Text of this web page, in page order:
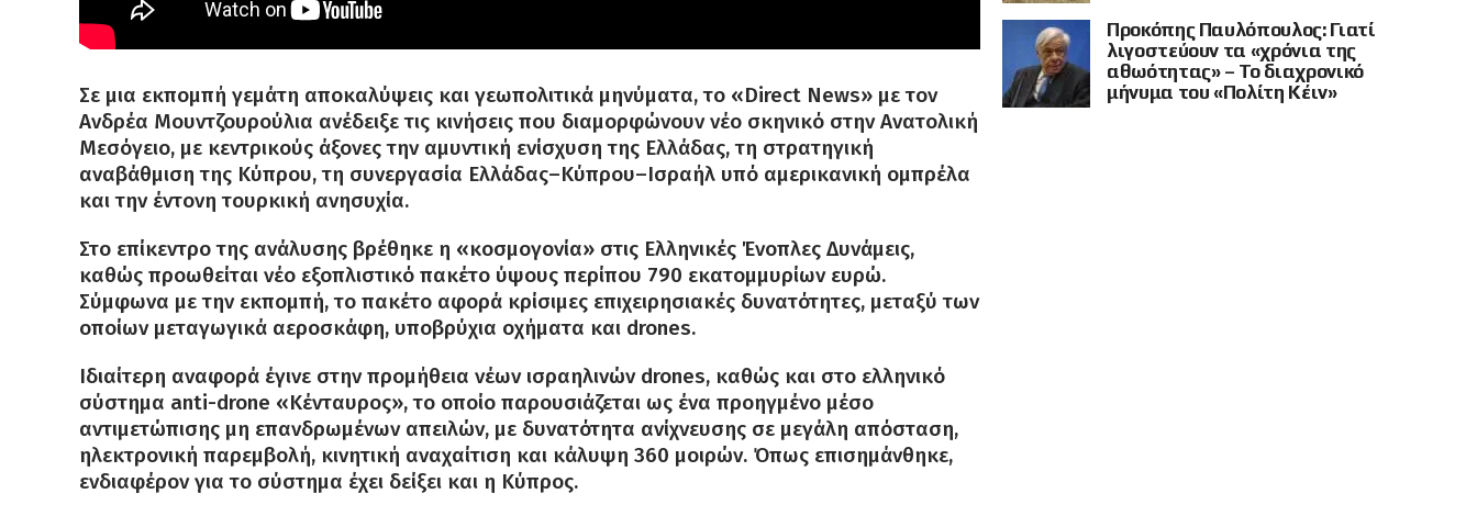
Σε μια εκπομπή γεμάτη αποκαλύψεις και γεωπολιτικά μηνύματα, το «Direct News» με τον
Ανδρέα Μουντζουρούλια ανέδειξε τις κινήσεις που διαμορφώνουν νέο σκηνικό στην Ανατολική
Μεσόγειο, με κεντρικούς άξονες την αμυντική ενίσχυση της Ελλάδας, τη στρατηγική
αναβάθμιση της Κύπρου, τη συνεργασία Ελλάδας–Κύπρου–Ισραήλ υπό αμερικανική ομπρέλα
και την έντονη τουρκική ανησυχία.
Στο επίκεντρο της ανάλυσης βρέθηκε η «κοσμογονία» στις Ελληνικές Ένοπλες Δυνάμεις,
καθώς προωθείται νέο εξοπλιστικό πακέτο ύψους περίπου 790 εκατομμυρίων ευρώ.
Σύμφωνα με την εκπομπή, το πακέτο αφορά κρίσιμες επιχειρησιακές δυνατότητες, μεταξύ των
οποίων μεταγωγικά αεροσκάφη, υποβρύχια οχήματα και drones.
Ιδιαίτερη αναφορά έγινε στην προμήθεια νέων ισραηλινών drones, καθώς και στο ελληνικό
σύστημα anti-drone «Κένταυρος», το οποίο παρουσιάζεται ως ένα προηγμένο μέσο
αντιμετώπισης μη επανδρωμένων απειλών, με δυνατότητα ανίχνευσης σε μεγάλη απόσταση,
ηλεκτρονική παρεμβολή, κινητική αναχαίτιση και κάλυψη 360 μοιρών. Όπως επισημάνθηκε,
ενδιαφέρον για το σύστημα έχει δείξει και η Κύπρος.
Προκόπης Παυλόπουλος: Γιατί
λιγοστεύουν τα «χρόνια της
αθωότητας» – Το διαχρονικό
μήνυμα του «Πολίτη Κέιν»